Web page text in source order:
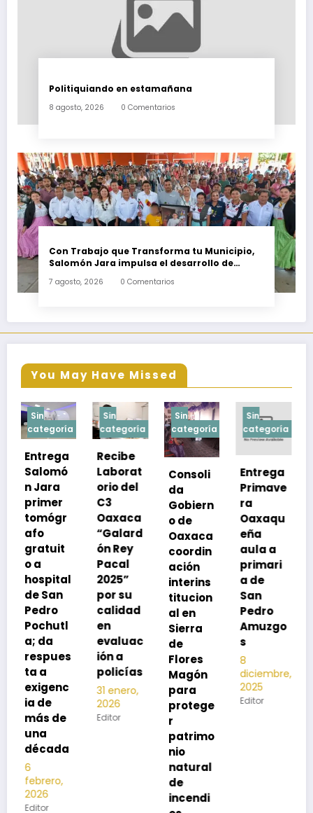
Politiquiando en estamañana
8 agosto, 2026 0 Comentarios
Con Trabajo que Transforma tu Municipio,
Salomón Jara impulsa el desarrollo de
7 agosto, 2026 0 Comentarios
You May Have Missed
Sin
categoría
Recibe
Laborat
orio del
C3
Oaxaca
“Galard
ón Rey
Pacal
2025”
por su
calidad
en
evaluac
ión a
policías
31 enero,
2026
Editor
Sin
categoría
Consoli
da
Gobiern
o de
Oaxaca
coordin
ación
interins
titucion
al en
Sierra
de
Flores
Magón
para
protege
r
Sin
categoría
Entrega
Primave
ra
Oaxaqu
eña
aula a
primari
a de
San
Pedro
Amuzgo
s
8
diciembre,
2025
Editor
Sin
categoría
Exhorta
SSO a
vacuna
rse de
neumoc
oco
para
preveni
r la
neumon
ía
13
noviembre,
2025
Editor